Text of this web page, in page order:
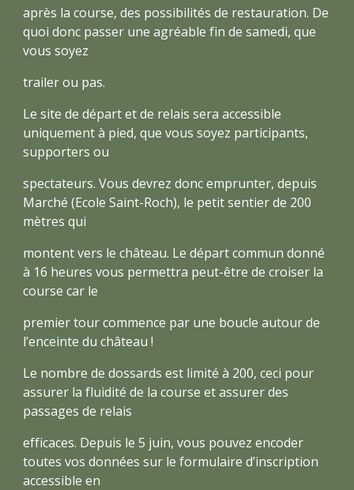
après la course, des possibilités de restauration. De
quoi donc passer une agréable fin de samedi, que
vous soyez
trailer ou pas.
Le site de départ et de relais sera accessible
uniquement à pied, que vous soyez participants,
supporters ou
spectateurs. Vous devrez donc emprunter, depuis
Marché (Ecole Saint-Roch), le petit sentier de 200
mètres qui
montent vers le château. Le départ commun donné
à 16 heures vous permettra peut-être de croiser la
course car le
premier tour commence par une boucle autour de
l’enceinte du château !
Le nombre de dossards est limité à 200, ceci pour
assurer la fluidité de la course et assurer des
passages de relais
efficaces. Depuis le 5 juin, vous pouvez encoder
toutes vos données sur le formulaire d’inscription
accessible en